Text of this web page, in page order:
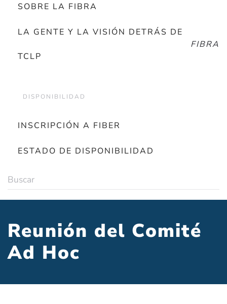
SOBRE LA FIBRA
LA GENTE Y LA VISIÓN DETRÁS DE
TCLP
FIBRA
DISPONIBILIDAD
INSCRIPCIÓN A FIBER
ESTADO DE DISPONIBILIDAD
Reunión del Comité
Ad Hoc